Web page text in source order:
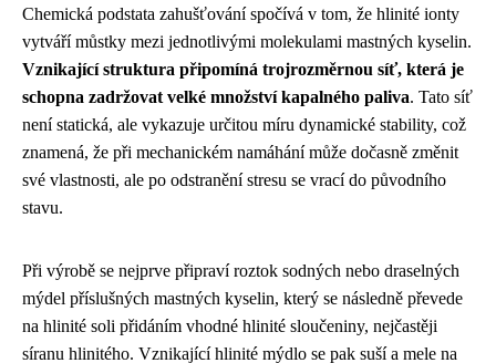
Chemická podstata zahušťování spočívá v tom, že hlinité ionty
vytváří můstky mezi jednotlivými molekulami mastných kyselin.
Vznikající struktura připomíná trojrozměrnou síť, která je
schopna zadržovat velké množství kapalného paliva. Tato síť
není statická, ale vykazuje určitou míru dynamické stability, což
znamená, že při mechanickém namáhání může dočasně změnit
své vlastnosti, ale po odstranění stresu se vrací do původního
stavu.
Při výrobě se nejprve připraví roztok sodných nebo draselných
mýdel příslušných mastných kyselin, který se následně převede
na hlinité soli přidáním vhodné hlinité sloučeniny, nejčastěji
síranu hlinitého. Vznikající hlinité mýdlo se pak suší a mele na